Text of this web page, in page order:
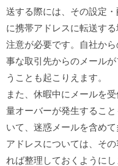
送する際には、その設定
に携帯アドレスに転送す
注意が必要です。自社か
事な取引先からのメール
うことも起こりえます。
また、休暇中にメールを
量オーバーが発生するこ
いて、迷惑メールを含め
アドレスについては、そ
れば整理しておくようにし